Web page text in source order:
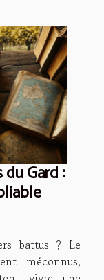
Gard :
battus ? Le
méconnus,